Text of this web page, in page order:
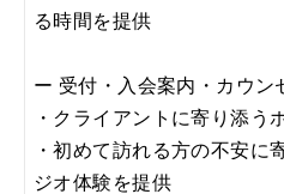
る時間を提供
ー 受付・入会案内・カウン
・クライアントに寄り添う
・初めて訪れる方の不安に
ジオ体験を提供